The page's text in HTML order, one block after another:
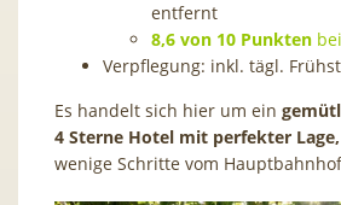
entfernt
8,6 von 10 Punkten
Verpflegung: inkl. tägl.
Es handelt sich hier um ein
4 Sterne Hotel mit perfekter
wenige Schritte vom